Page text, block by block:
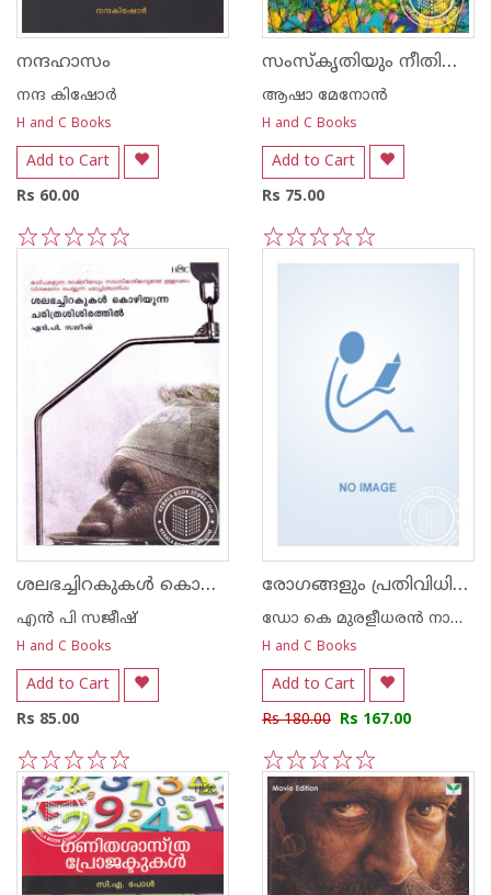
നന്ദഹാസം
നന്ദ‌ കിഷോര്‍
H and C Books
Add to Cart
Rs 60.00
സംസ്കൃതിയും നീതിശാസ്ത്രവും
ആഷാ മേനോന്‍
H and C Books
Add to Cart
Rs 75.00
ശലഭച്ചിറകുകള്‍ കൊഴിയുന്ന ചരിത്രശിശിരത്തില്‍
എന്‍ പി സജീഷ്‌
H and C Books
Add to Cart
Rs 85.00
5
4
3
2
1
രോഗങ്ങളും പ്രതിവിധികളും
ഡോ കെ മുരളീധരന്‍ നായര്‍ വെള്ളയമ്പലം
H and C Books
Add to Cart
Rs 180.00 Rs 167.00
5
4
3
2
1